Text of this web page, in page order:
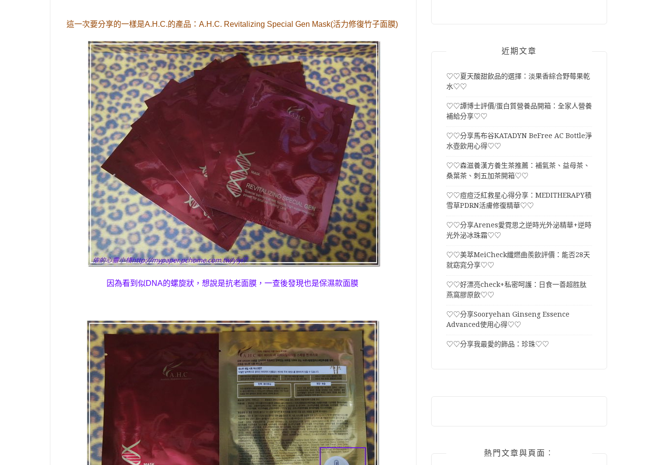
這一次要分享的一樣是A.H.C.的產品 ：A.H.C. Revitalizing Special Gen Mask(活力修復竹子面膜)
因為看到似DNA的螺旋狀，想說是抗老面膜， 一查後發現也是保濕款面膜
近期文章
♡♡夏天酸甜飲品的選擇：淡果香綜合野莓果乾
水♡♡
♡♡譚博士評價/蛋白質營養品開箱：全家人營養
補給分享♡♡
♡♡分享馬布谷KATADYN BeFree AC Bottle淨
水壺飲用心得♡♡
♡♡森滋養漢方養生茶推薦：補氣茶、益母茶、
桑葉茶、刺五加茶開箱♡♡
♡♡痘痘泛紅救星心得分享：MEDITHERAPY積
雪草PDRN活膚修復精華♡♡
♡♡分享Arenes愛霓思之逆時光外泌精華+逆時
光外泌冰珠霜♡♡
♡♡美萃MeiCheck纖燃曲羨飲評價：能否28天
就窈窕分享♡♡
♡♡好漂亮check+私密呵護：日食一善超胜肽
燕窩膠原飲♡♡
♡♡分享Sooryehan Ginseng Essence
Advanced使用心得♡♡
♡♡分享我最愛的飾品：珍珠♡♡
熱門文章與頁面︰